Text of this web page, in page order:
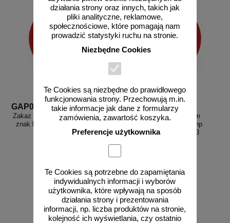
działania strony oraz innych, takich jak
pliki analityczne, reklamowe,
społecznościowe, które pomagają nam
prowadzić statystyki ruchu na stronie.
Niezbędne Cookies
Te Cookies są niezbędne do prawidłowego
funkcjonowania strony. Przechowują m.in.
takie informacje jak dane z formularzy
zamówienia, zawartość koszyka.
Preferencje użytkownika
Te Cookies są potrzebne do zapamiętania
indywidualnych informacji i wyborów
użytkownika, które wpływają na sposób
działania strony i prezentowania
informacji, np. liczba produktów na stronie,
kolejność ich wyświetlania, czy ostatnio
GAP042
Zakaz wstępu dla kobiet w ciąży -
znak bhp zakazujący - GAP042
od 2,58 zł
2,10 zł netto
do koszyka
GAP043
Zakaz wstępu osobom
nietrzeźwym - znak bhp
zakazujący - GAP043
od 2,58 zł
2,10 zł netto
do koszyka